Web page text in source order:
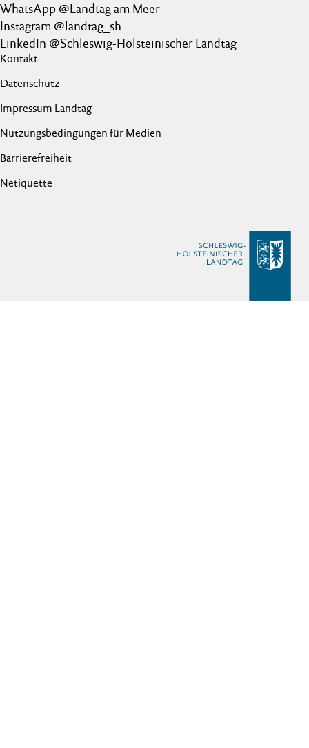
WhatsApp @Landtag am Meer
Instagram @landtag_sh
LinkedIn @Schleswig-Holsteinischer Landtag
Kontakt
Datenschutz
Impressum Landtag
Nutzungsbedingungen für Medien
Barrierefreiheit
Netiquette